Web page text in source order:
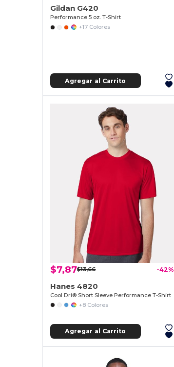
Gildan G420
Performance 5 oz. T-Shirt
+17 Colores
Agregar al Carrito
$7,87$13,66 -42%
Hanes 4820
Cool Dri® Short Sleeve Performance T-Shirt
+8 Colores
Agregar al Carrito